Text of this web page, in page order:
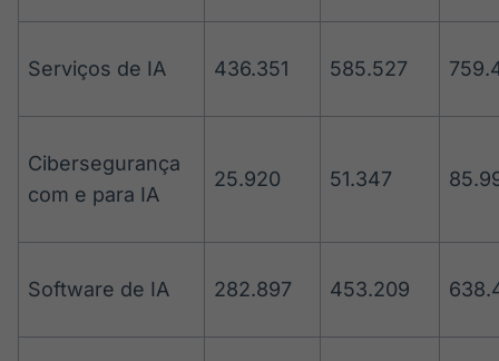
Serviços de IA 436.351 585.527
Cibersegurança
com e para IA
25.920 51.347
Software de IA 282.897 453.209